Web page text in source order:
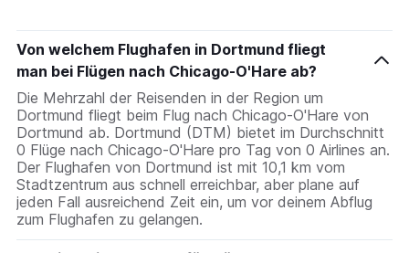
Von welchem Flughafen in Dortmund fliegt
man bei Flügen nach Chicago-O'Hare ab?
Die Mehrzahl der Reisenden in der Region um
Dortmund fliegt beim Flug nach Chicago-O'Hare von
Dortmund ab. Dortmund (DTM) bietet im Durchschnitt
0 Flüge nach Chicago-O'Hare pro Tag von 0 Airlines an.
Der Flughafen von Dortmund ist mit 10,1 km vom
Stadtzentrum aus schnell erreichbar, aber plane auf
jeden Fall ausreichend Zeit ein, um vor deinem Abflug
zum Flughafen zu gelangen.